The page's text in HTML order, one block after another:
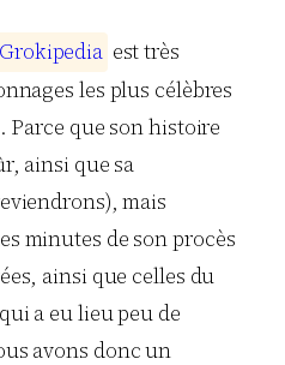
Grokipedia est très
les plus célèbres
Parce que son histoire
ainsi que sa
mais
minutes de son procès
ainsi que celles du
a eu lieu peu de
avons donc un